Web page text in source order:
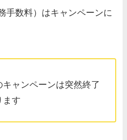
手数料）はキャンペーンに
ャンペーンは突然終了
ます